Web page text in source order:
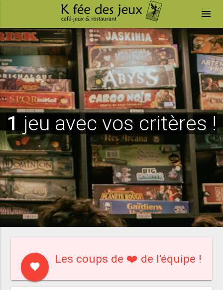
menu
1 jeu avec vos critères !
favorite
Les coups de ❤️ de l'équipe !